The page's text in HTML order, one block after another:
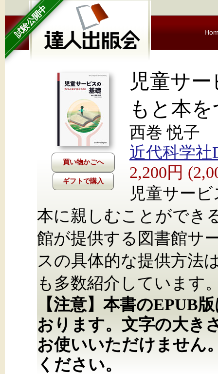
試験公開中
ギフトで購入
児童サ
もと本
西巻 悦子
近代科学社
2,200円
児童サー
本に親しむことができ
館が提供する図書館サ
スの具体的な提供方法
も多数紹介しています
【注意】本書のEPUB
おります。文字の大き
お使いいただけません
ください。